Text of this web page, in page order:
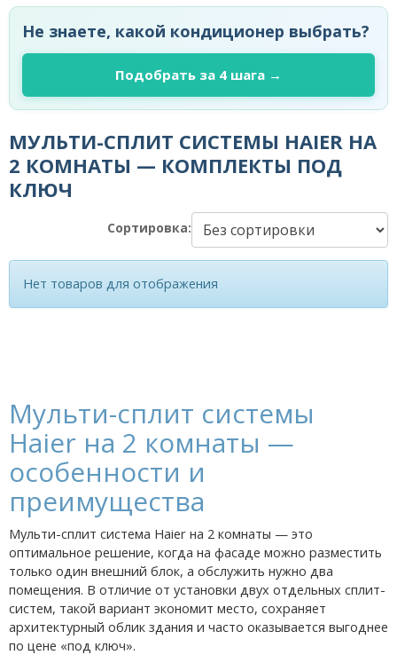
Не знаете, какой кондиционер выбрать?
Подобрать за 4 шага →
МУЛЬТИ-СПЛИТ СИСТЕМЫ HAIER НА
2 КОМНАТЫ — КОМПЛЕКТЫ ПОД
КЛЮЧ
Сортировка:
Нет товаров для отображения
Мульти-сплит системы
Haier на 2 комнаты —
особенности и
преимущества
Мульти-сплит система Haier на 2 комнаты — это
оптимальное решение, когда на фасаде можно разместить
только один внешний блок, а обслужить нужно два
помещения. В отличие от установки двух отдельных сплит-
систем, такой вариант экономит место, сохраняет
архитектурный облик здания и часто оказывается выгоднее
по цене «под ключ».